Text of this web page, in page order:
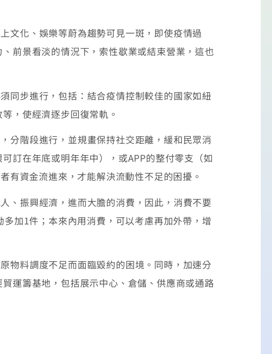
化、娛樂等蔚為趨勢可見一斑，即使疫情過
前景看淡的情況下，索性歇業或結束營業，這也
步進行，包括：結合疫情控制較佳的國家如紐
，使經濟逐步回復常軌。
階段進行，並規畫保持社交距離，緩和民眾消
訂在年底或明年年中），或APP的整付零支（如
有資金流進來，才能解決流動性不足的困擾。
振興經濟，進而大膽的消費，因此，消費不要
加1件；本來內用消費，可以考慮再加外帶，增
料調度不足而面臨毀約的困境。同時，加速分
運籌基地，包括展示中心、倉儲、供應商或通路